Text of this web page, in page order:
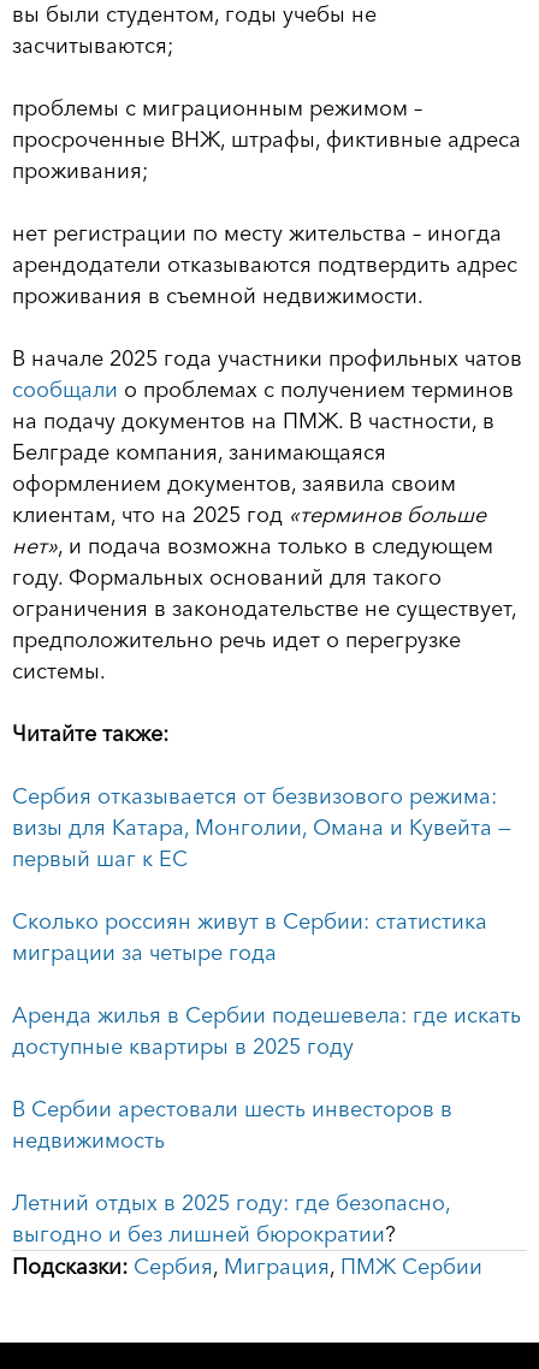
вы были студентом, годы учебы не
засчитываются;
проблемы с миграционным режимом –
просроченные ВНЖ, штрафы, фиктивные адреса
проживания;
нет регистрации по месту жительства – иногда
арендодатели отказываются подтвердить адрес
проживания в съемной недвижимости.
В начале 2025 года участники профильных чатов
сообщали о проблемах с получением терминов
на подачу документов на ПМЖ. В частности, в
Белграде компания, занимающаяся
оформлением документов, заявила своим
клиентам, что на 2025 год «терминов больше
нет», и подача возможна только в следующем
году. Формальных оснований для такого
ограничения в законодательстве не существует,
предположительно речь идет о перегрузке
системы.
Читайте также:
Сербия отказывается от безвизового режима:
визы для Катара, Монголии, Омана и Кувейта —
первый шаг к ЕС
Сколько россиян живут в Сербии: статистика
миграции за четыре года
Аренда жилья в Сербии подешевела: где искать
доступные квартиры в 2025 году
В Сербии арестовали шесть инвесторов в
недвижимость
Летний отдых в 2025 году: где безопасно,
выгодно и без лишней бюрократии?
Подсказки: Сербия, Миграция, ПМЖ Сербии